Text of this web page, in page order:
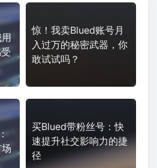
惊！我卖Blued账号月
入过万的秘密武器，你
敢试试吗？
买Blued带粉丝号：快
速提升社交影响力的捷
径